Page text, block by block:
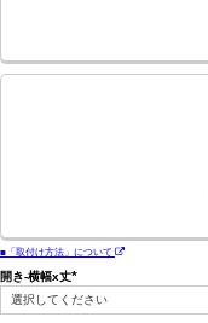
■「取付け方法」について
開き-横幅x丈
(必
須)